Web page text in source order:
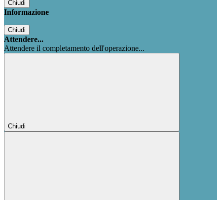
Chiudi
Informazione
Chiudi
Attendere...
Attendere il completamento dell'operazione...
Chiudi